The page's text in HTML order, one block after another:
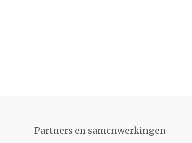
Partners en samenwerkingen